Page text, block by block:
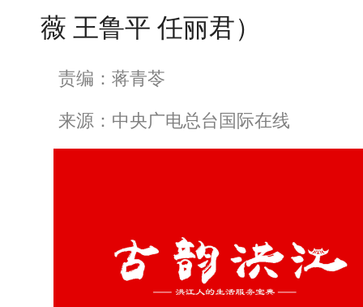
薇 王鲁平 任丽君）
责编：蒋青苓
来源：中央广电总台国际在线